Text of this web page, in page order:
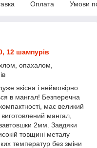
Оплата Умови
12 шампурів
опахалом,
якісна і неймовірно
в мангал! Безперечна
має великий
мангал,
2мм. Завдяки
товщині металу
температур без зміни